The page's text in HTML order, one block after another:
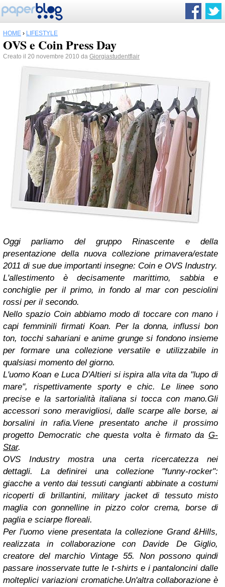
HOME › LIFESTYLE
OVS e Coin Press Day
Creato il 20 novembre 2010 da Giorgiastudentflair
Oggi parliamo del gruppo Rinascente e della
presentazione della nuova collezione primavera/estate
2011 di sue due importanti insegne: Coin e OVS Industry.
L'allestimento è decisamente marittimo, sabbia e
conchiglie per il primo, in fondo al mar con pesciolini
rossi per il secondo.
Nello spazio Coin abbiamo modo di toccare con mano i
capi femminili firmati Koan. Per la donna, influssi bon
ton, tocchi sahariani e anime grunge si fondono insieme
per formare una collezione versatile e utilizzabile in
qualsiasi momento del giorno.
L'uomo Koan e Luca D'Altieri si ispira alla vita da "lupo di
mare", rispettivamente sporty e chic. Le linee sono
precise e la sartorialità italiana si tocca con mano.Gli
accessori sono meravigliosi, dalle scarpe alle borse, ai
borsalini in rafia.Viene presentato anche il prossimo
progetto Democratic che questa volta è firmato da G-
Star.
OVS Industry mostra una certa ricercatezza nei
dettagli. La definirei una collezione "funny-rocker":
giacche a vento dai tessuti cangianti abbinate a costumi
ricoperti di brillantini, military jacket di tessuto misto
maglia con gonnelline in pizzo color crema, borse di
paglia e sciarpe floreali.
Per l'uomo viene presentata la collezione Grand &Hills,
realizzata in collaborazione con Davide De Giglio,
creatore del marchio Vintage 55. Non possono quindi
passare inosservate tutte le t-shirts e i pantaloncini dalle
molteplici variazioni cromatiche.Un'altra collaborazione è